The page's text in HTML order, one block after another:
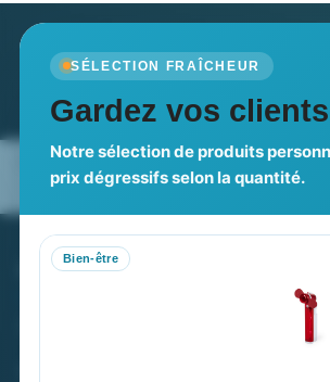
SÉLECTION FRAÎCHEUR
Gardez vos
Notre sélection de produits
prix dégressifs selon la quantité.
Bien-être
Newsletter
Recevez nos dernières
Nos expertises & accompagnement
global
PROMENOCH GOODIES
Goodies Pubfrance est édité par